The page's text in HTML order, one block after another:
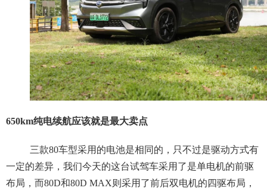
650km纯电续航应该就是最大卖点
三款80车型采用的电池是相同的，只不过是驱动方式有
一定的差异，我们今天的这台试驾车采用了是单电机的前驱
布局，而80D和80D MAX则采用了前后双电机的四驱布局，